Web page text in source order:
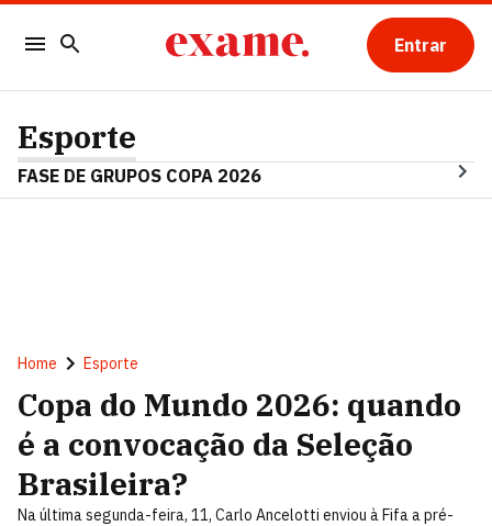
Entrar
Esporte
FASE DE GRUPOS COPA 2026
Home Esporte
Copa do Mundo 2026: quando
é a convocação da Seleção
Brasileira?
Na última segunda-feira, 11, Carlo Ancelotti enviou à Fifa a pré-